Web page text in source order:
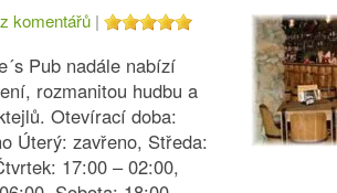
komentářů |
Pub nadále nabízí
rozmanitou hudbu a
Otevírací doba:
Úterý: zavřeno, Středa:
17:00 – 02:00,